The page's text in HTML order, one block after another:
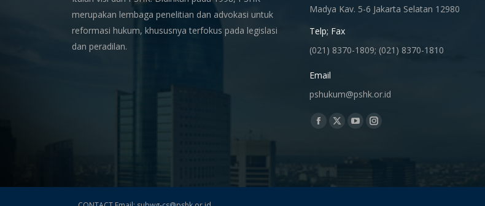
merupakan lembaga penelitian dan advokasi untuk
reformasi hukum, khususnya terfokus pada legislasi
dan peradilan.
Madya Kav. 5-6 Jakarta Selatan 12980
Telp; Fax
(021) 8370-1809; (021) 8370-1810
Email
pshukum@pshk.or.id
Find us on:
Facebook
X
YouTubeInstagram